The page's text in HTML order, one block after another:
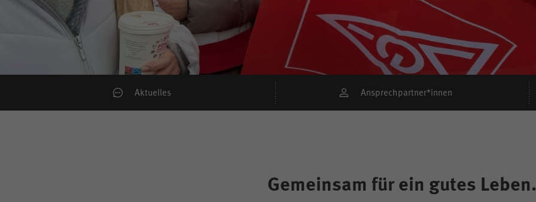
Aktuelles Ansprechpartner*innen
Gemeinsam für ein gutes Leben.